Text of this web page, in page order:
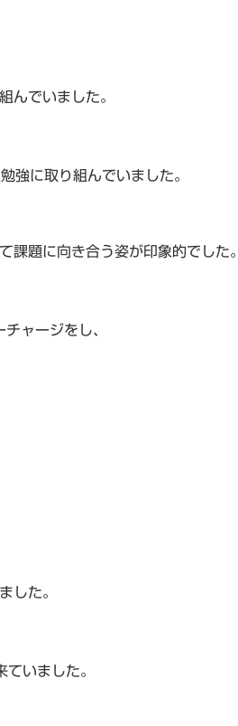
んでいました。
勉強に取り組んでいました。
課題に向き合う姿が印象的でした。
ャージをし、
した。
ていました。